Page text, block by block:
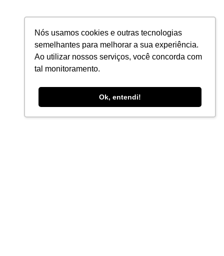
Nós usamos cookies e outras tecnologias
semelhantes para melhorar a sua experiência.
Ao utilizar nossos serviços, você concorda com
tal monitoramento.
Ok, entendi!